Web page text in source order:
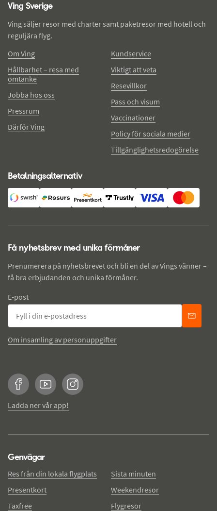
Ving Sverige
Ving säljer resor med charter samt paketresor med hotell och
reguljära flyg.
Om Ving
Hållbarhet – resa med
omtanke
Jobba hos oss
Pressrum
Därför Ving
Kundservice
Viktigt att veta
Resevillkor
Pass och visum
Vaccinationer
Policy för sociala medier
Tillgänglighetsredogörelse
Betalningsalternativ
Få nyhetsbrev med unika förmåner
Prenumerera på nyhetsbrevet och bli en del av Vings vänner –
få bra erbjudanden och unika förmåner.
E-post
Om insamling av personuppgifter
FacebookYouTubeInstagram
Ladda ner vår app!
Genvägar
Res från din lokala flygplats
Presentkort
Taxfree
Sista minuten
Weekendresor
Flygresor